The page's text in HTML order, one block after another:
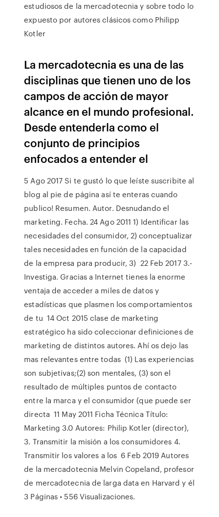
estudiosos de la mercadotecnia y sobre todo lo
expuesto por autores clásicos como Philipp
Kotler
La mercadotecnia es una de las
disciplinas que tienen uno de los
campos de acción de mayor
alcance en el mundo profesional.
Desde entenderla como el
conjunto de principios
enfocados a entender el
5 Ago 2017 Si te gustó lo que leíste suscribite al
blog al pie de página así te enteras cuando
publico! Resumen. Autor. Desnudando el
marketing. Fecha. 24 Ago 2011 1) Identificar las
necesidades del consumidor, 2) conceptualizar
tales necesidades en función de la capacidad
de la empresa para producir, 3) 22 Feb 2017 3.-
Investiga. Gracias a Internet tienes la enorme
ventaja de acceder a miles de datos y
estadísticas que plasmen los comportamientos
de tu 14 Oct 2015 clase de marketing
estratégico ha sido coleccionar definiciones de
marketing de distintos autores. Ahí os dejo las
mas relevantes entre todas (1) Las experiencias
son subjetivas;(2) son mentales, (3) son el
resultado de múltiples puntos de contacto
entre la marca y el consumidor (que puede ser
directa 11 May 2011 Ficha Técnica Título:
Marketing 3.0 Autores: Philip Kotler (director),
3. Transmitir la misión a los consumidores 4.
Transmitir los valores a los 6 Feb 2019 Autores
de la mercadotecnia Melvin Copeland, profesor
de mercadotecnia de larga data en Harvard y él
3 Páginas • 556 Visualizaciones.